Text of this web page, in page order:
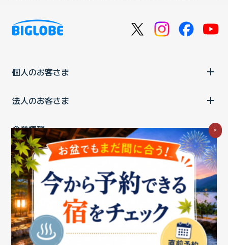
個人のお客さま
法人のお客さま
企業情報
ご利用中の方
お問い合わせ消費税の表示 ウェブアクセシビリティの取り組み
個人情報保護ポリシープライバシーポータル
Cookieポリシー
特定商取引法に基づく表記情報セキュリティ基本方針
商標についてBIGLOBEトップ
×